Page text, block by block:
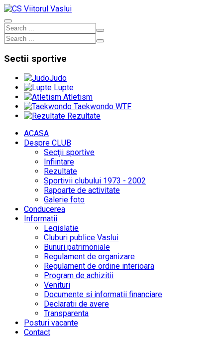
Sectii sportive
Judo
Lupte
Atletism
Taekwondo WTF
Rezultate
ACASA
Despre CLUB
Secţii sportive
Infiintare
Rezultate
Sportivii clubului 1973 - 2002
Rapoarte de activitate
Galerie foto
Conducerea
Informatii
Legislatie
Cluburi publice Vaslui
Bunuri patrimoniale
Regulament de organizare
Regulament de ordine interioara
Program de achizitii
Venituri
Documente si informatii financiare
Declaratii de avere
Transparenta
Posturi vacante
Contact